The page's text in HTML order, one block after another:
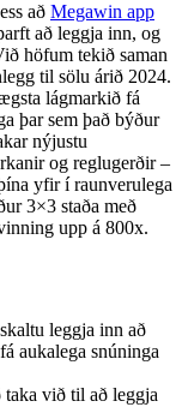
að Megawin app
að leggja inn, og
höfum tekið saman
til sölu árið 2024.
lágmarkið fá
þar sem það býður
nýjustu
og reglugerðir –
yfir í raunverulega
3×3 staða með
upp á 800x.
leggja inn að
aukalega snúninga
við til að leggja